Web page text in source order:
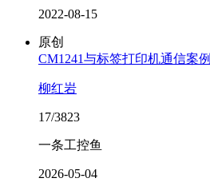
2022-08-15
原创
CM1241与标签打印机通信案例
柳红岩
17/3823
一条工控鱼
2026-05-04